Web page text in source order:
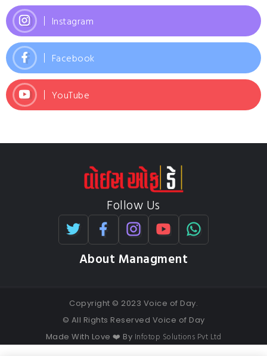
Instagram
Facebook
YouTube
Follow Us
About Managment
Copyright © 2023 Voice of Day.
© All Rights Reserved Voice of Day
Made With Love ❤️ By Infotop Solutions Pvt Ltd